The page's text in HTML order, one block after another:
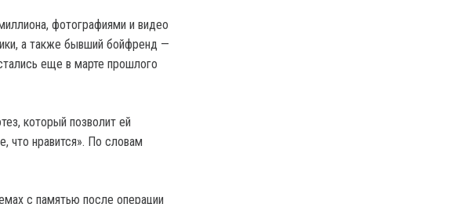
фотографиями и видео
а также бывший бойфренд —
еще в марте прошлого
который позволит ей
что нравится». По словам
с памятью после операции